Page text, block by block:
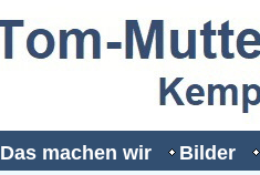
Das machen wir Bilder